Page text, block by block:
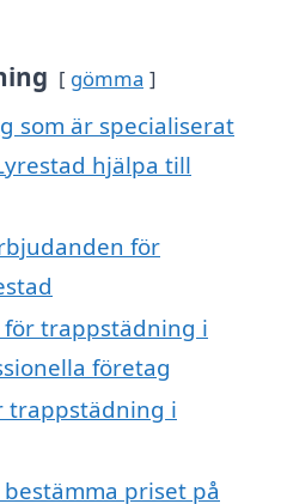
gömma
som är specialiserat
hjälpa till
för
trappstädning i
företag
trappstädning i
priset på